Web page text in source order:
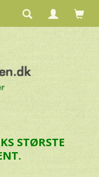
STØRSTE